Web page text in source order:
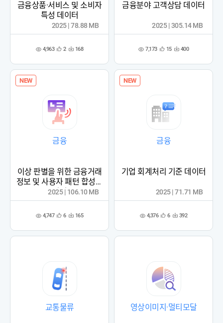
금융상품·서비스 및 소비자
특성 데이터
조 4,963 관
록
2 다 168
2025 | 78.88 MB
금융분야 고객상담 데이터
조 7,173 관
록
15 다 400
2025 | 305.14 MB
NEW
금융
이상 판별을 위한 금융거래
정보 및 사용자 패턴 합성데
이터
조 4,747 관
록
6 다 165
2025 | 106.10 MB
NEW
금융
기업 회계처리 기준 데이터
조 4,376 관
록
6 다 392
2025 | 71.71 MB
교통물류 영상이미지·멀티모달